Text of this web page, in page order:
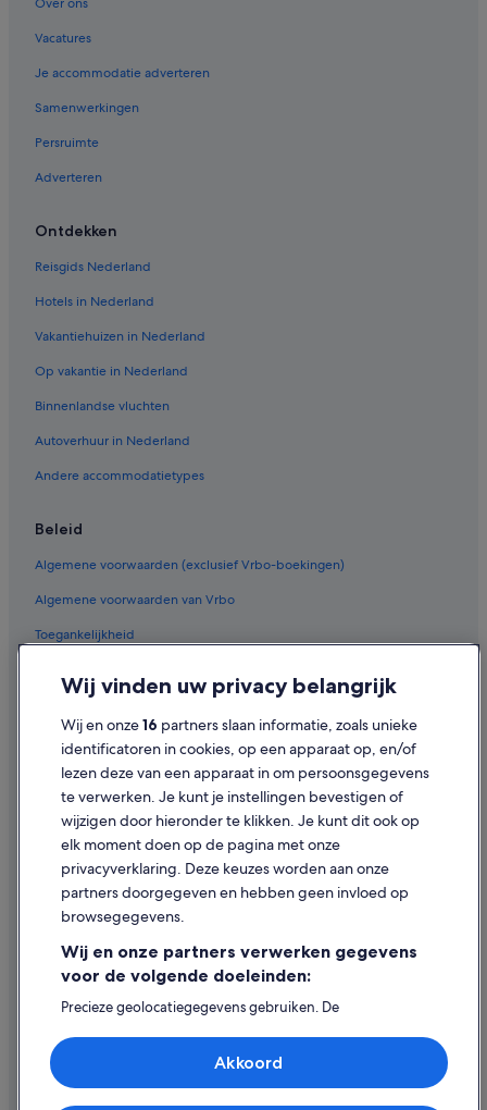
Vacatures
Je accommodatie adverteren
Samenwerkingen
Persruimte
Adverteren
Ontdekken
Reisgids Nederland
Hotels in Nederland
Vakantiehuizen in Nederland
Op vakantie in Nederland
Binnenlandse vluchten
Autoverhuur in Nederland
Andere accommodatietypes
Beleid
Algemene voorwaarden (exclusief Vrbo-boekingen)
Algemene voorwaarden van Vrbo
Toegankelijkheid
Gebruiksvoorwaarden
Juridische informatie/Contact
Inhoudsrichtlijnen en inhoud rapporteren
Hulp
Contact
Restitutieproces en tijdsbestek
Boek een vlucht met airlinetegoed
Internationale reisdocumenten
Wij vinden uw privacy belangrijk
Wij en onze16 partners slaan informatie, zoals unieke
identificatoren in cookies, op een apparaat op, en/of
lezen deze van een apparaat in om persoonsgegevens
te verwerken. Je kunt je instellingen bevestigen of
wijzigen door hieronder te klikken. Je kunt dit ook op
elk moment doen op de pagina met onze
privacyverklaring. Deze keuzes worden aan onze
partners doorgegeven en hebben geen invloed op
browsegegevens.
Wij en onze partners verwerken gegevens
voor de volgende doeleinden:
Precieze geolocatiegegevens gebruiken. De
Informatie op een apparaat opslaan en/of openen.
Gepersonaliseerde advertenties en content, advertentie-
en contentmetingen, doelgroepenonderzoek en
Akkoord